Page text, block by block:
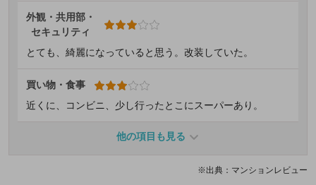
外観・共用部・
セキュリティ
とても、綺麗になっていると思う。改装していた。
買い物・食事
近くに、コンビニ、少し行ったとこにスーパーあり。
他の項目も見る
※出典：マンションレビュー